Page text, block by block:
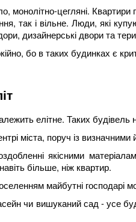
монолітно-цегляні.
так і вільне. Люди, які
дизайнерські двори та
бо в таких будинках є
елітне. Таких будівель
міста, поруч із
якісними
більше, ніж квартир.
майбутні господарі
чи вишуканий сад - усе